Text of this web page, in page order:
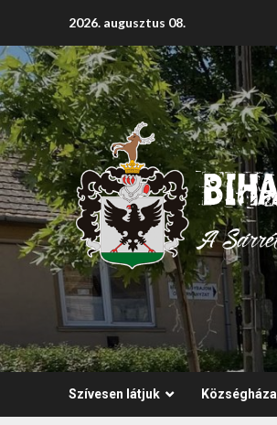
content
2026. augusztus 08.
Szívesen látjuk Községháza